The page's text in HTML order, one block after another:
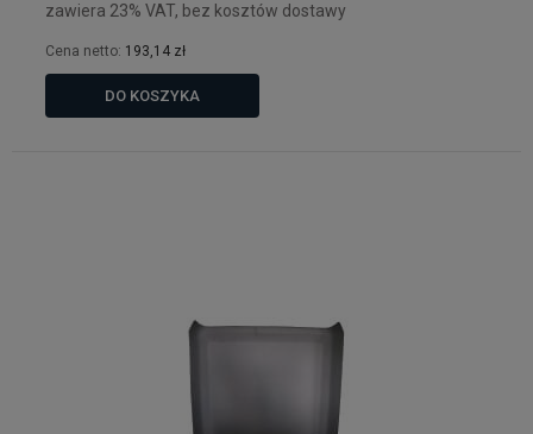
zawiera 23% VAT, bez kosztów dostawy
Cena netto: 193,14 zł
DO KOSZYKA